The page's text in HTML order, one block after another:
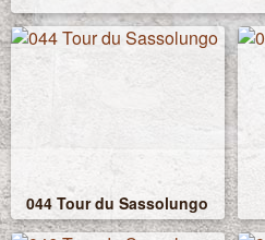
044 Tour du Sassolungo